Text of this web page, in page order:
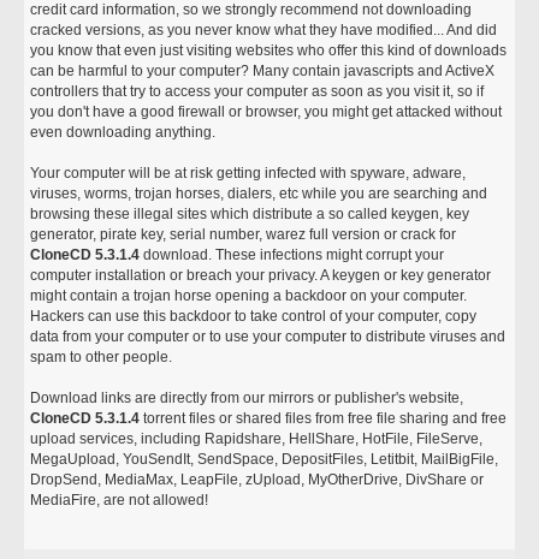
credit card information, so we strongly recommend not downloading
cracked versions, as you never know what they have modified... And did
you know that even just visiting websites who offer this kind of downloads
can be harmful to your computer? Many contain javascripts and ActiveX
controllers that try to access your computer as soon as you visit it, so if
you don't have a good firewall or browser, you might get attacked without
even downloading anything.
Your computer will be at risk getting infected with spyware, adware,
viruses, worms, trojan horses, dialers, etc while you are searching and
browsing these illegal sites which distribute a so called keygen, key
generator, pirate key, serial number, warez full version or crack for
CloneCD 5.3.1.4 download. These infections might corrupt your
computer installation or breach your privacy. A keygen or key generator
might contain a trojan horse opening a backdoor on your computer.
Hackers can use this backdoor to take control of your computer, copy
data from your computer or to use your computer to distribute viruses and
spam to other people.
Download links are directly from our mirrors or publisher's website,
CloneCD 5.3.1.4 torrent files or shared files from free file sharing and free
upload services, including Rapidshare, HellShare, HotFile, FileServe,
MegaUpload, YouSendIt, SendSpace, DepositFiles, Letitbit, MailBigFile,
DropSend, MediaMax, LeapFile, zUpload, MyOtherDrive, DivShare or
MediaFire, are not allowed!